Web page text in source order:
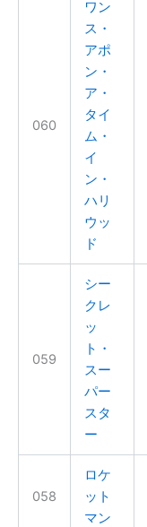
060
ワン
ス・
アポ
ン・
ア・
タイ
ム・
イ
ン・
ハリ
ウッ
ド
059
シー
クレ
ッ
ト・
スー
パー
スタ
ー
058
ロケ
ット
マン